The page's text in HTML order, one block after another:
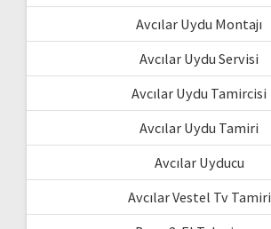
Avcılar Uydu Montajı
Avcılar Uydu Servisi
Avcılar Uydu Tamircisi
Avcılar Uydu Tamiri
Avcılar Uyducu
Avcılar Vestel Tv Tamiri